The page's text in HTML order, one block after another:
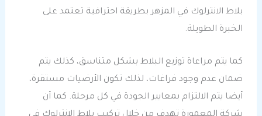
بلاط الانترلوك في المزهر بطريقة احترافية تعتمد على
الخبرة الطويلة.
كما يتم مراعاة توزيع البلاط بشكل متناسق، كذلك يتم
ضمان عدم وجود فراغات، لذلك تكون الأرضيات مستقرة،
أيضا يتم الالتزام بمعايير الجودة في كل مرحلة. كما أن